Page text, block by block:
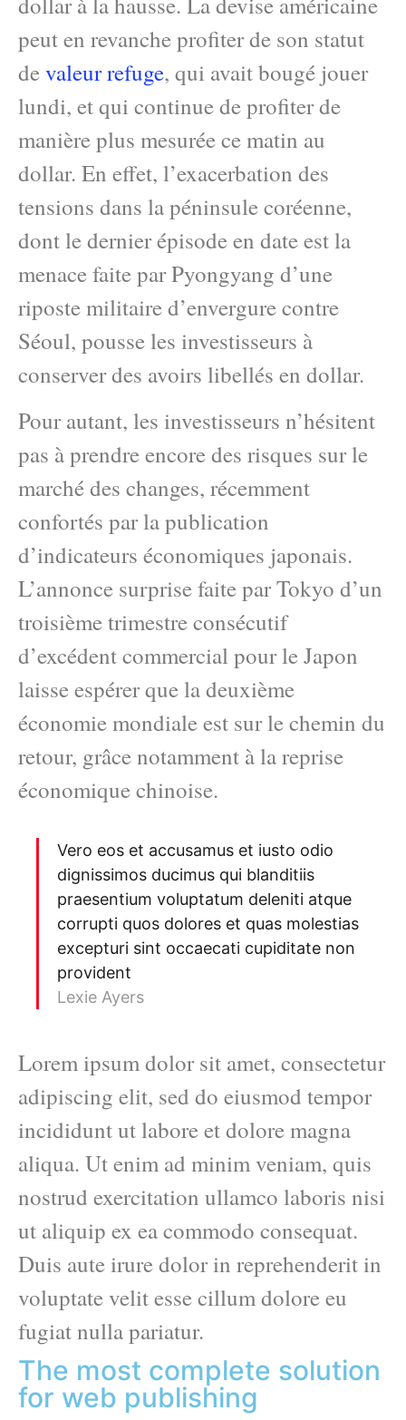
peut en revanche profiter de son statut
devaleur refuge, qui avait bougé jouer
lundi, et qui continue de profiter de
manière plus mesurée ce matin au
dollar. En effet, l’exacerbation des
tensions dans la péninsule coréenne,
dont le dernier épisode en date est la
menace faite par Pyongyang d’une
riposte militaire d’envergure contre
Séoul, pousse les investisseurs à
conserver des avoirs libellés en dollar.
Pour autant, les investisseurs n’hésitent
pas à prendre encore des risques sur le
marché des changes, récemment
confortés par la publication
d’indicateurs économiques japonais.
L’annonce surprise faite par Tokyo d’un
troisième trimestre consécutif
d’excédent commercial pour le Japon
laisse espérer que la deuxième
économie mondiale est sur le chemin du
retour, grâce notamment à la reprise
économique chinoise.
Vero eos et accusamus et iusto odio
dignissimos ducimus qui blanditiis
praesentium voluptatum deleniti atque
corrupti quos dolores et quas molestias
excepturi sint occaecati cupiditate non
provident
Lexie Ayers
Lorem ipsum dolor sit amet, consectetur
adipiscing elit, sed do eiusmod tempor
incididunt ut labore et dolore magna
aliqua. Ut enim ad minim veniam, quis
nostrud exercitation ullamco laboris nisi
ut aliquip ex ea commodo consequat.
Duis aute irure dolor in reprehenderit in
voluptate velit esse cillum dolore eu
fugiat nulla pariatur.
The most complete solution
for web publishing